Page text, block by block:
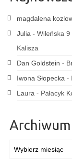
magdalena
Julia - Wileńska
Kalisza
Dan Goldstein -
Iwona Słopecka -
Laura - Pałacyk
Archiwum